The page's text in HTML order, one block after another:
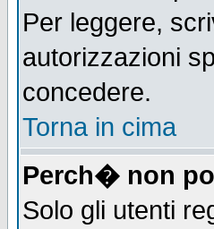
Per leggere,
autorizzazioni
concedere.
Torna in cima
Perch� non
Solo gli utenti